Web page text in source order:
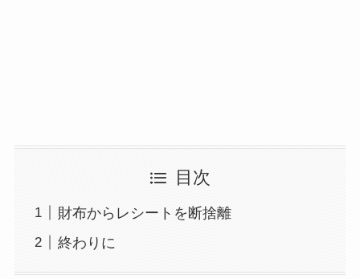
目次
財布からレシートを断捨離
終わりに